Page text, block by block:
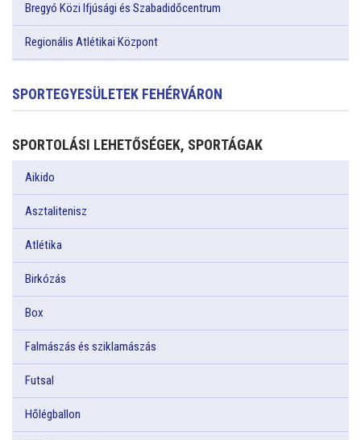
Bregyó Közi Ifjúsági és Szabadidőcentrum
Regionális Atlétikai Központ
SPORTEGYESÜLETEK FEHÉRVÁRON
SPORTOLÁSI LEHETŐSÉGEK, SPORTÁGAK
Aikido
Asztalitenisz
Atlétika
Birkózás
Box
Falmászás és sziklamászás
Futsal
Hőlégballon